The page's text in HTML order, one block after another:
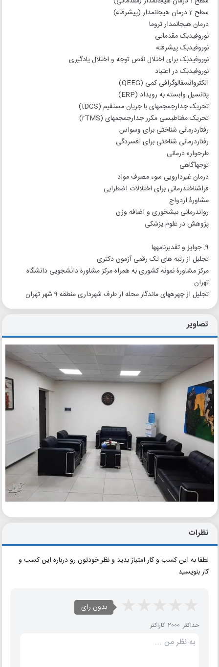
سطح 2 درمان هیجان‏مدار (پیشرفته)
درمان هیجان‏مدار تروما
نوروفیدبک مقدماتی
نوروفیدبک پیشرفته
نوروفیدبک برای اختلال نقص توجه و اختلال یادگیری
نوروفیدبک در اعتیاد
الکتروانسفالوگرافی کمی (QEEG)
پتانسیل وابسته به رویداد (ERP)
تحریک جدارجمجمه‏ای با جریان مستقیم (tDCS)
تحریک مغناطیسی مکرر جدارجمجمه‏ای (rTMS)
رفتاردرمانی شناختی برای وسواس
رفتاردرمانی شناختی برای افسردگی
طرحواره درمانی
توجه‏آگاهی
درمان غیردارویی سوء مصرف مواد
فراشناخت‏درمانی برای اختلالات اضطرابی
مشاورۀ ازدواج
روان‏درمانی بیش‏خوری و اضافه وزن
پژوهش در علوم ‏پزشکی
9. جوایز و تقدیرنامه‏ها
تجلیل از رتبه ‏های تک رقمی آزمون دکتری
مرکز مشاورۀ نمونه کشوری به همراه مرکز مشاورۀ دانشجویی دانشگاه
تهران
تجلیل از چهره‏های ماندگار محله از طرف شهرداری منطقه 9 شهر تهران
تصاویر
نظرات
لطفا به این کسب و کار امتیاز بدید و نظر خودتون رو درباره این کسب و
کار بنویسید
بدون رای
حداکثر 2000 کاراکتر